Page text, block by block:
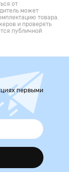
от
может
товара.
и проверять
публичной
первыми